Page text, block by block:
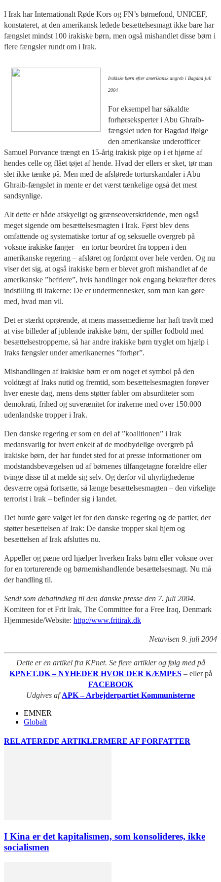
I Irak har Internationalt Røde Kors og FN’s børnefond, UNICEF,
konstateret, at den amerikansk ledede besættelsesmagt ikke bare har
fængslet mindst 100 irakiske børn, men også mishandlet disse børn i
flere fængsler rundt om i Irak.
Irakiske børn efter amerikansk angreb i Bagdad juli
2004
For eksempel har såkaldte
forhørseksperter i Abu Ghraib-
fængslet uden for Bagdad ifølge
den amerikanske underofficer
Samuel Porvance trængt en 15-årig irakisk pige op i et hjørne af
hendes celle og flået tøjet af hende. Hvad der ellers er sket, tør man
slet ikke tænke på. Men med de afslørede torturskandaler i Abu
Ghraib-fængslet in mente er det værst tænkelige også det mest
sandsynlige.
Alt dette er både afskyeligt og grænseoverskridende, men også
meget sigende om besættelsesmagten i Irak. Først blev dens
omfattende og systematiske tortur af og seksuelle overgreb på
voksne irakiske fanger – en tortur beordret fra toppen i den
amerikanske regering – afsløret og fordømt over hele verden. Og nu
viser det sig, at også irakiske børn er blevet groft mishandlet af de
amerikanske ”befriere”, hvis handlinger nok engang bekræfter deres
indstilling til irakerne: De er undermennesker, som man kan gøre
med, hvad man vil.
Det er stærkt oprørende, at mens massemedierne har haft travlt med
at vise billeder af jublende irakiske børn, der spiller fodbold med
besættelsestropperne, så har andre irakiske børn tryglet om hjælp i
Iraks fængsler under amerikanernes ”forhør”.
Mishandlingen af irakiske børn er om noget et symbol på den
voldtægt af Iraks nutid og fremtid, som besættelsesmagten forøver
hver eneste dag, mens dens støtter fabler om absurditeter som
demokrati, frihed og suverænitet for irakerne med over 150.000
udenlandske tropper i Irak.
Den danske regering er som en del af ”koalitionen” i Irak
medansvarlig for hvert enkelt af de modbydelige overgreb på
irakiske børn, der har fundet sted for at presse informationer om
modstandsbevægelsen ud af børnenes tilfangetagne forældre eller
tvinge disse til at melde sig selv. Og derfor vil uhyrlighederne
desværre også fortsætte, så længe besættelsesmagten – den virkelige
terrorist i Irak – befinder sig i landet.
Det burde gøre valget let for den danske regering og de partier, der
støtter besættelsen af Irak: De danske tropper skal hjem og
besættelsen af Irak afsluttes nu.
Appeller og pæne ord hjælper hverken Iraks børn eller voksne over
for en torturerende og børnemishandlende besættelsesmagt. Nu må
der handling til.
Sendt som debatindlæg til den danske presse den 7. juli 2004.
Komiteen for et Frit Irak, The Committee for a Free Iraq, Denmark
Hjemmeside/Website: http://www.fritirak.dk
Netavisen 9. juli 2004
Dette er en artikel fra KPnet. Se flere artikler og følg med på
KPNET.DK – NYHEDER HVOR DER KÆMPES – eller på
FACEBOOK
Udgives afAPK – Arbejderpartiet Kommunisterne
EMNER
Globalt
RELATEREDE ARTIKLERMERE AF FORFATTER
I Kina er det kapitalismen, som konsolideres, ikke
socialismen